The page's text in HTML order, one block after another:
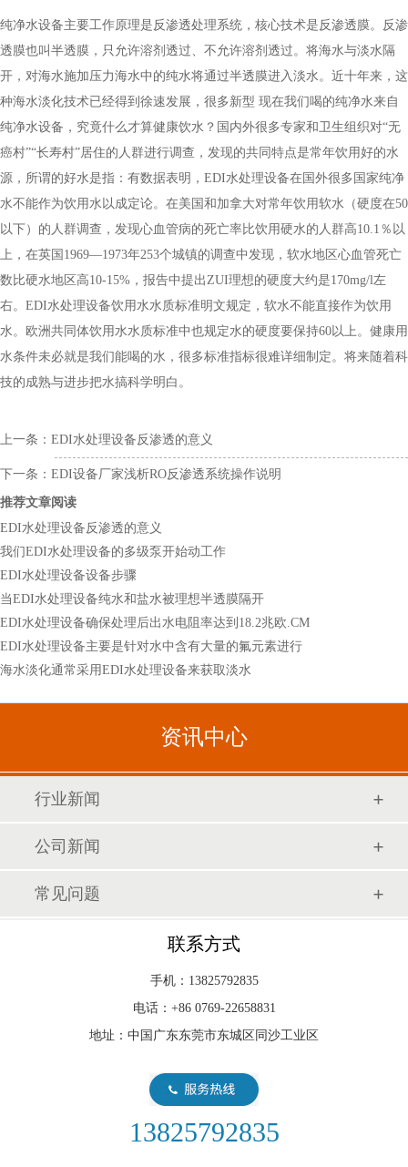
纯净水设备主要工作原理是反渗透处理系统，核心技术是反渗透膜。反渗
透膜也叫半透膜，只允许溶剂透过、不允许溶剂透过。将海水与淡水隔
开，对海水施加压力海水中的纯水将通过半透膜进入淡水。近十年来，这
种海水淡化技术已经得到徐速发展，很多新型 现在我们喝的纯净水来自
纯净水设备，究竟什么才算健康饮水？国内外很多专家和卫生组织对“无
癌村”“长寿村”居住的人群进行调查，发现的共同特点是常年饮用好的水
源，所谓的好水是指：有数据表明，EDI水处理设备在国外很多国家纯净
水不能作为饮用水以成定论。在美国和加拿大对常年饮用软水（硬度在50
以下）的人群调查，发现心血管病的死亡率比饮用硬水的人群高10.1％以
上，在英国1969―1973年253个城镇的调查中发现，软水地区心血管死亡
数比硬水地区高10-15%，报告中提出ZUI理想的硬度大约是170mg/l左
右。EDI水处理设备饮用水水质标准明文规定，软水不能直接作为饮用
水。欧洲共同体饮用水水质标准中也规定水的硬度要保持60以上。健康用
水条件未必就是我们能喝的水，很多标准指标很难详细制定。将来随着科
技的成熟与进步把水搞科学明白。
上一条： EDI水处理设备反渗透的意义
下一条： EDI设备厂家浅析RO反渗透系统操作说明
推荐文章阅读
EDI水处理设备反渗透的意义
我们EDI水处理设备的多级泵开始动工作
EDI水处理设备设备步骤
当EDI水处理设备纯水和盐水被理想半透膜隔开
EDI水处理设备确保处理后出水电阻率达到18.2兆欧.CM
EDI水处理设备主要是针对水中含有大量的氟元素进行
海水淡化通常采用EDI水处理设备来获取淡水
资讯中心
行业新闻
公司新闻
常见问题
联系方式
手机：13825792835
电话：+86 0769-22658831
地址：中国广东东莞市东城区同沙工业区
13825792835